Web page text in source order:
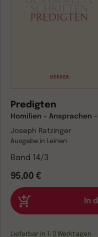
Predigten
Homilien – Ansprachen
Joseph Ratzinger
Ausgabe in Leinen
Band 14/3
95,00 €
Lieferbar in 1-3 Werktagen